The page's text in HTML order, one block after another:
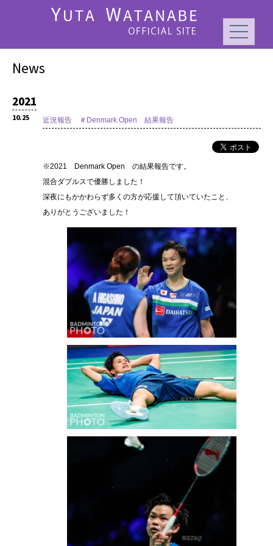
News
2021
10.25 近況報告 ＃Denmark Open 結果報告
※2021 Denmark Open の結果報告です。
混合ダブルスで優勝しました！
深夜にもかかわらず多くの方が応援して頂いていたこと、
ありがとうございました！